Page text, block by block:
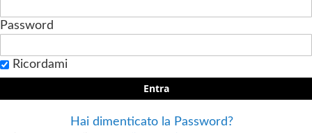
Password
Ricordami
Entra
Hai dimenticato la Password?